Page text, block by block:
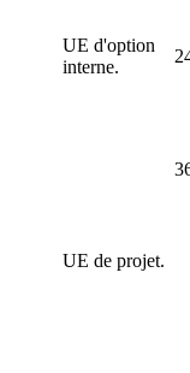
UE d'option
interne.
UE de projet.